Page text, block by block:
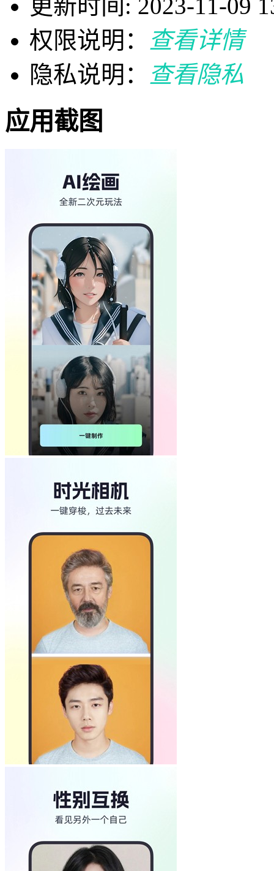
更新时间: 2023-11-09
权限说明：
查看详情
隐私说明：
查看隐私
应用截图